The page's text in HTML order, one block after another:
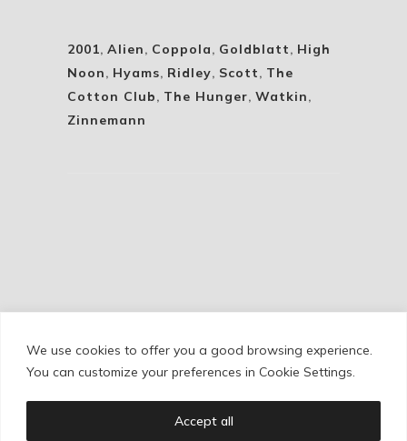
We use cookies to offer you a good browsing experience.
You can customize your preferences in Cookie Settings.
Accept all
2001, Alien, Coppola, Goldblatt, High
Noon, Hyams, Ridley, Scott, The
Cotton Club, The Hunger, Watkin,
Zinnemann
Cookie Policy/Privacy Policy /Legal Warning